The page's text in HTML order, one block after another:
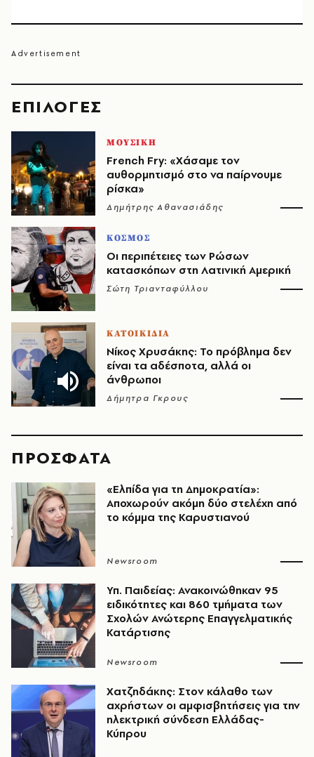
EΠΙΛΟΓΈΣ
ΜΟΥΣΙΚΗ
French Fry: «Χάσαμε τον
αυθορμητισμό στο να παίρνουμε
ρίσκα»
Δημήτρης Αθανασιάδης
ΚΟΣΜΟΣ
Οι περιπέτειες των Ρώσων
κατασκόπων στη Λατινική Αμερική
Σώτη Τριανταφύλλου
ΚΑΤΟΙΚΙΔΙΑ
Νίκος Χρυσάκης: Το πρόβλημα δεν
είναι τα αδέσποτα, αλλά οι
άνθρωποι
Δήμητρα Γκρους
ΠΡΟΣΦΑΤΑ
«Ελπίδα για τη Δημοκρατία»:
Αποχωρούν ακόμη δύο στελέχη από
το κόμμα της Καρυστιανού
Newsroom
Υπ. Παιδείας: Ανακοινώθηκαν 95
ειδικότητες και 860 τμήματα των
Σχολών Ανώτερης Επαγγελματικής
Κατάρτισης
Newsroom
Χατζηδάκης: Στον κάλαθο των
αχρήστων οι αμφισβητήσεις για την
ηλεκτρική σύνδεση Ελλάδας-
Κύπρου